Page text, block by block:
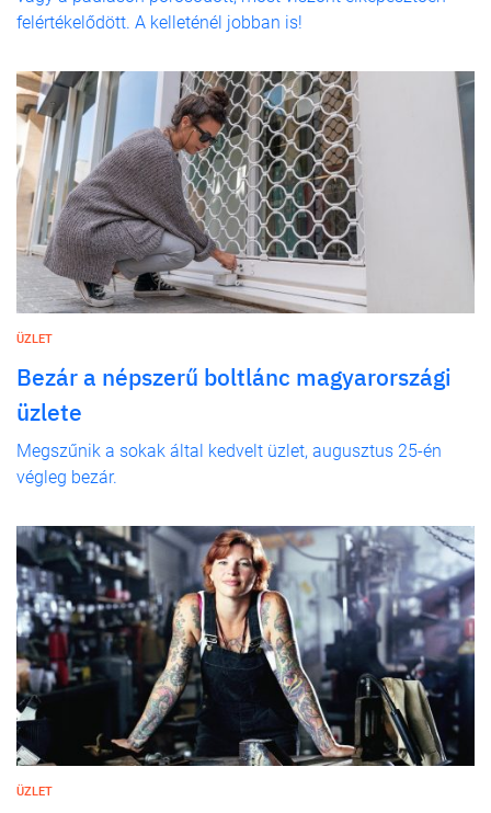
felértékelődött. A kelleténél jobban is!
ÜZLET
Bezár a népszerű boltlánc magyarországi
üzlete
Megszűnik a sokak által kedvelt üzlet, augusztus 25-én
végleg bezár.
ÜZLET